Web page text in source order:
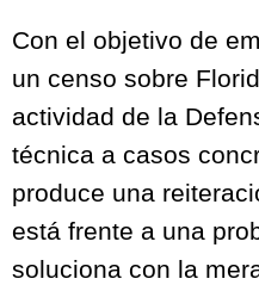
Con el objetivo de
un censo sobre
actividad de la
técnica a casos
produce una
está frente a una
soluciona con la